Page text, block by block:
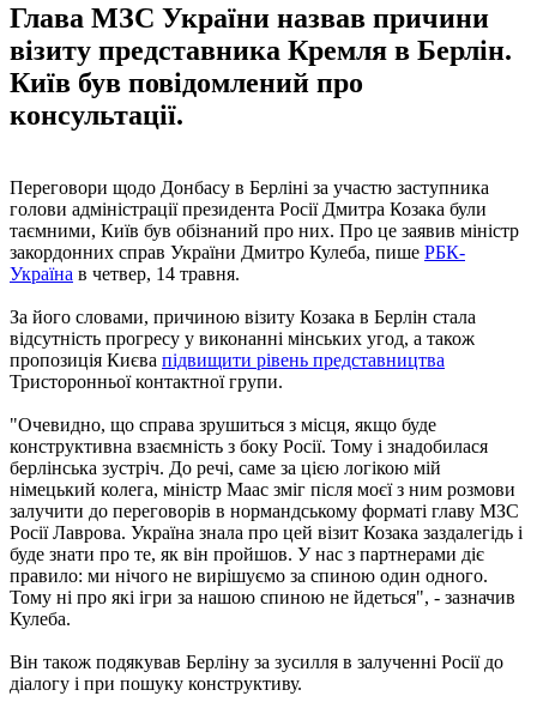
Глава МЗС України назвав причини
візиту представника Кремля в Берлін.
Київ був повідомлений про
консультації.
Переговори щодо Донбасу в Берліні за участю заступника
голови адміністрації президента Росії Дмитра Козака були
таємними, Київ був обізнаний про них. Про це заявив міністр
закордонних справ України Дмитро Кулеба, пише РБК-
Україна в четвер, 14 травня.
За його словами, причиною візиту Козака в Берлін стала
відсутність прогресу у виконанні мінських угод, а також
пропозиція Києва підвищити рівень представництва
Тристоронньої контактної групи.
"Очевидно, що справа зрушиться з місця, якщо буде
конструктивна взаємність з боку Росії. Тому і знадобилася
берлінська зустріч. До речі, саме за цією логікою мій
німецький колега, міністр Маас зміг після моєї з ним розмови
залучити до переговорів в нормандському форматі главу МЗС
Росії Лаврова. Україна знала про цей візит Козака заздалегідь і
буде знати про те, як він пройшов. У нас з партнерами діє
правило: ми нічого не вирішуємо за спиною один одного.
Тому ні про які ігри за нашою спиною не йдеться", - зазначив
Кулеба.
Він також подякував Берліну за зусилля в залученні Росії до
діалогу і при пошуку конструктиву.